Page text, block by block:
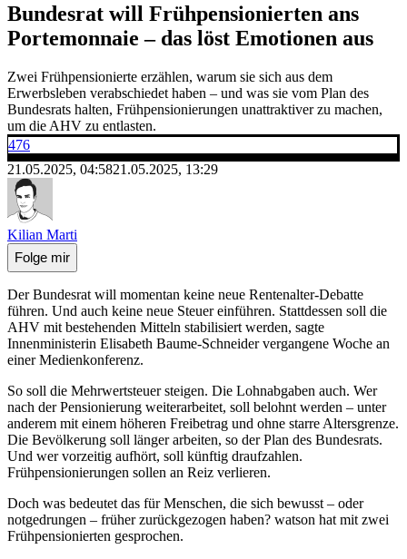
Bundesrat will Frühpensionierten ans
Portemonnaie – das löst Emotionen aus
Zwei Frühpensionierte erzählen, warum sie sich aus dem
Erwerbsleben verabschiedet haben – und was sie vom Plan des
Bundesrats halten, Frühpensionierungen unattraktiver zu machen,
um die AHV zu entlasten.
476
21.05.2025, 04:5821.05.2025, 13:29
Kilian Marti
Folge mir
Der Bundesrat will momentan keine neue Rentenalter-Debatte
führen. Und auch keine neue Steuer einführen. Stattdessen soll die
AHV mit bestehenden Mitteln stabilisiert werden, sagte
Innenministerin Elisabeth Baume-Schneider vergangene Woche an
einer Medienkonferenz.
So soll die Mehrwertsteuer steigen. Die Lohnabgaben auch. Wer
nach der Pensionierung weiterarbeitet, soll belohnt werden – unter
anderem mit einem höheren Freibetrag und ohne starre Altersgrenze.
Die Bevölkerung soll länger arbeiten, so der Plan des Bundesrats.
Und wer vorzeitig aufhört, soll künftig draufzahlen.
Frühpensionierungen sollen an Reiz verlieren.
Doch was bedeutet das für Menschen, die sich bewusst – oder
notgedrungen – früher zurückgezogen haben? watson hat mit zwei
Frühpensionierten gesprochen.